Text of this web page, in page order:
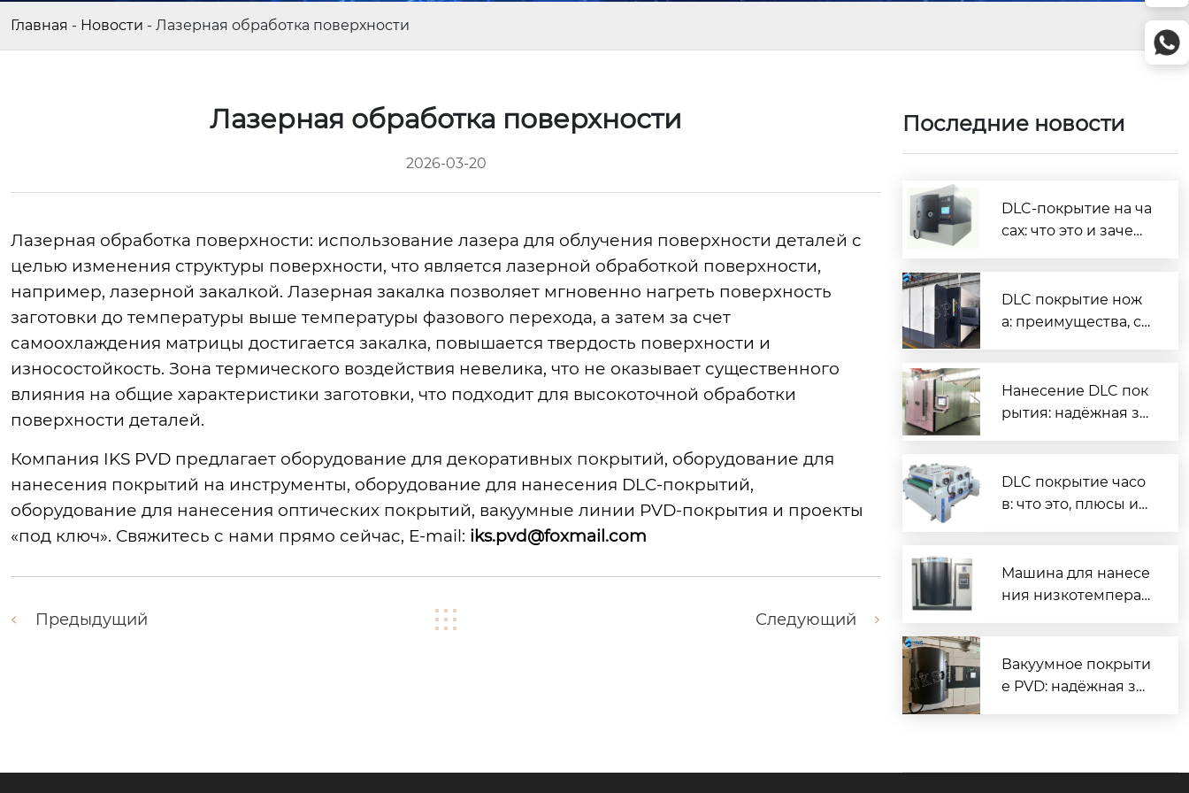
Главная - Новости - Лазерная обработка поверхности
Лазерная обработка поверхности
2026-03-20
Лазерная обработка поверхности: использование лазера для облучения поверхности деталей с
целью изменения структуры поверхности, что является лазерной обработкой поверхности,
например, лазерной закалкой. Лазерная закалка позволяет мгновенно нагреть поверхность
заготовки до температуры выше температуры фазового перехода, а затем за счет
самоохлаждения матрицы достигается закалка, повышается твердость поверхности и
износостойкость. Зона термического воздействия невелика, что не оказывает существенного
влияния на общие характеристики заготовки, что подходит для высокоточной обработки
поверхности деталей.
Компания IKS PVD предлагает оборудование для декоративных покрытий, оборудование для
нанесения покрытий на инструменты, оборудование для нанесения DLC-покрытий,
оборудование для нанесения оптических покрытий, вакуумные линии PVD-покрытия и проекты
«под ключ». Свяжитесь с нами прямо сейчас, E-mail: iks.pvd@foxmail.com
Предыдущий Следующий
Последние новости
DLC-покрытие на ча
сах: что это и зачем
DLC покрытие нож
а: преимущества, ср
Нанесение DLC пок
рытия: надёжная за
DLC покрытие часо
в: что это, плюсы и
Машина для нанесе
ния низкотемперат
ение для промышл
енного применени
Вакуумное покрыти
е PVD: надёжная за